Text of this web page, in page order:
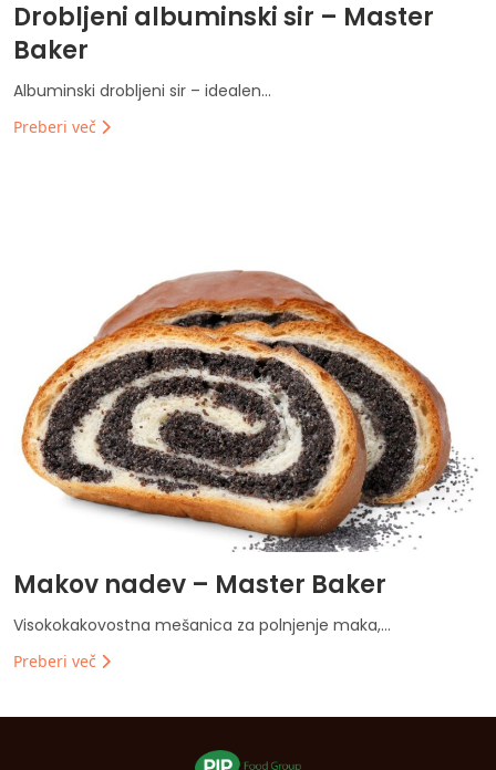
Drobljeni albuminski sir – Master
Baker
Albuminski drobljeni sir – idealen...
Preberi več
Makov nadev – Master Baker
Visokokakovostna mešanica za polnjenje maka,...
Preberi več